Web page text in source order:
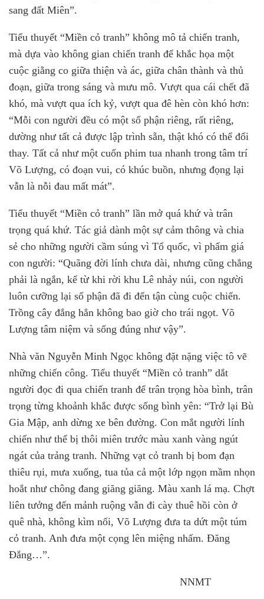
sang đất Miên”.
Tiểu thuyết “Miền cỏ tranh” không mô tả chiến tranh,
mà dựa vào không gian chiến tranh để khắc họa một
cuộc giằng co giữa thiện và ác, giữa chân thành và thủ
đoạn, giữa trong sáng và mưu mô. Vượt qua cái chết đã
khó, mà vượt qua ích kỷ, vượt qua đê hèn còn khó hơn:
“Mỗi con người đều có một số phận riêng, rất riêng,
dường như tất cả được lập trình sẵn, thật khó có thể đổi
thay. Tất cả như một cuốn phim tua nhanh trong tâm trí
Võ Lượng, có đoạn vui, có khúc buồn, nhưng đọng lại
vẫn là nỗi đau mất mát”.
Tiểu thuyết “Miền cỏ tranh” lần mở quá khứ và trân
trọng quá khứ. Tác giả dành một sự cảm thông và chia
sẻ cho những người cầm súng vì Tổ quốc, vì phẩm giá
con người: “Quãng đời lính chưa dài, nhưng cũng chẳng
phải là ngắn, kể từ khi rời khu Lê nhảy núi, con người
luôn cưỡng lại số phận đã đi đến tận cùng cuộc chiến.
Trồng cây đắng hẳn không bao giờ cho trái ngọt. Võ
Lượng tâm niệm và sống đúng như vậy”.
Nhà văn Nguyễn Minh Ngọc không đặt nặng việc tô vẽ
những chiến công. Tiểu thuyết “Miền cỏ tranh” dắt
người đọc đi qua chiến tranh để trân trọng hòa bình, trân
trọng từng khoảnh khắc được sống bình yên: “Trở lại Bù
Gia Mập, anh dừng xe bên đường. Con mắt người lính
chiến như thể bị thôi miên trước màu xanh vàng ngút
ngát của trảng tranh. Những vạt cỏ tranh bị bom đạn
thiêu rụi, mưa xuống, tua tủa cả một lớp ngọn mầm nhọn
hoắt như chông đang giăng giăng. Màu xanh lá mạ. Chợt
liên tưởng đến mảnh ruộng vẫn đi cày thuê hồi còn ở
quê nhà, không kìm nổi, Võ Lượng đưa ta dứt một túm
cỏ tranh. Anh đưa một cọng lên miệng nhấm. Đăng
Đắng…”.
NNMT